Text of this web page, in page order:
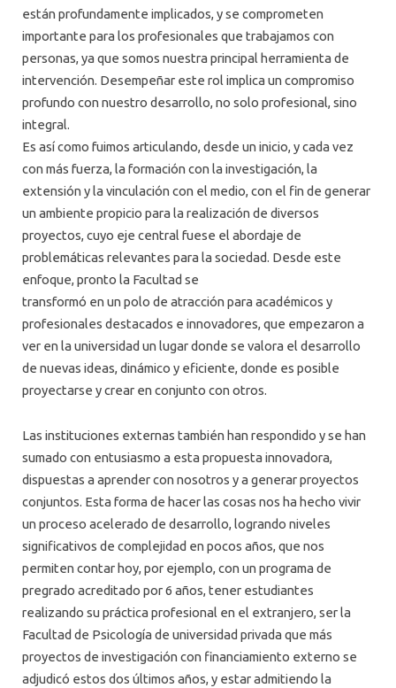
están profundamente implicados, y se comprometen
importante para los profesionales que trabajamos con
personas, ya que somos nuestra principal herramienta de
intervención. Desempeñar este rol implica un compromiso
profundo con nuestro desarrollo, no solo profesional, sino
integral.
Es así como fuimos articulando, desde un inicio, y cada vez
con más fuerza, la formación con la investigación, la
extensión y la vinculación con el medio, con el fin de generar
un ambiente propicio para la realización de diversos
proyectos, cuyo eje central fuese el abordaje de
problemáticas relevantes para la sociedad. Desde este
enfoque, pronto la Facultad se
transformó en un polo de atracción para académicos y
profesionales destacados e innovadores, que empezaron a
ver en la universidad un lugar donde se valora el desarrollo
de nuevas ideas, dinámico y eficiente, donde es posible
proyectarse y crear en conjunto con otros.
Las instituciones externas también han respondido y se han
sumado con entusiasmo a esta propuesta innovadora,
dispuestas a aprender con nosotros y a generar proyectos
conjuntos. Esta forma de hacer las cosas nos ha hecho vivir
un proceso acelerado de desarrollo, logrando niveles
significativos de complejidad en pocos años, que nos
permiten contar hoy, por ejemplo, con un programa de
pregrado acreditado por 6 años, tener estudiantes
realizando su práctica profesional en el extranjero, ser la
Facultad de Psicología de universidad privada que más
proyectos de investigación con financiamiento externo se
adjudicó estos dos últimos años, y estar admitiendo la